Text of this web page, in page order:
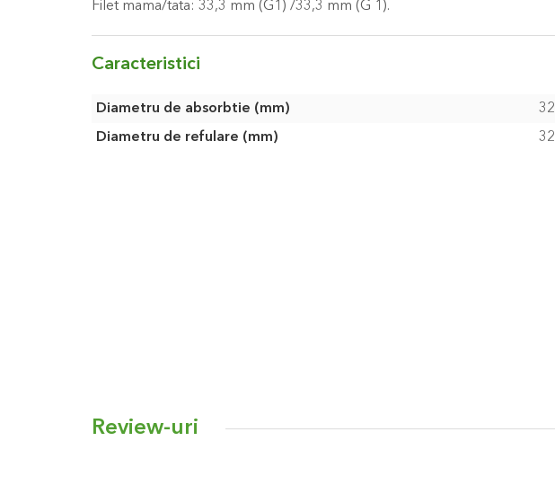
Filet mama/tata: 33,3 mm (G1) /33,3 mm (G 1).
Caracteristici
Caracteristici
Diametru de absorbtie (mm)
32
Diametru de refulare (mm)
32
Review-uri